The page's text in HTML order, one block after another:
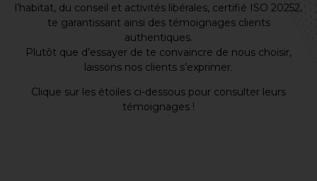
l’habitat, du conseil et activités libérales, certifié ISO 20252,
te garantissant ainsi des témoignages clients
authentiques.
Plutôt que d’essayer de te convaincre de nous choisir,
laissons nos clients s’exprimer.
Clique sur les étoiles ci-dessous pour consulter leurs
témoignages !